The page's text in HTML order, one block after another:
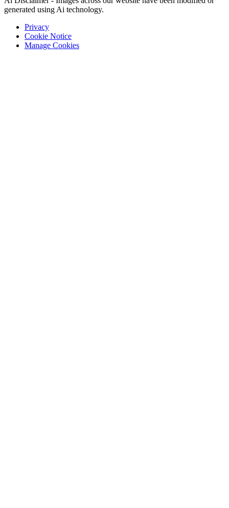
generated using Ai technology.
Privacy
Cookie Notice
Manage Cookies